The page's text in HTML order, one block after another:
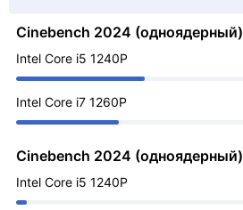
Cinebench 2024 (одноядерный)
Intel Core i5 1240P
Intel Core i7 1260P
Cinebench 2024 (одноядерный)
Intel Core i5 1240P